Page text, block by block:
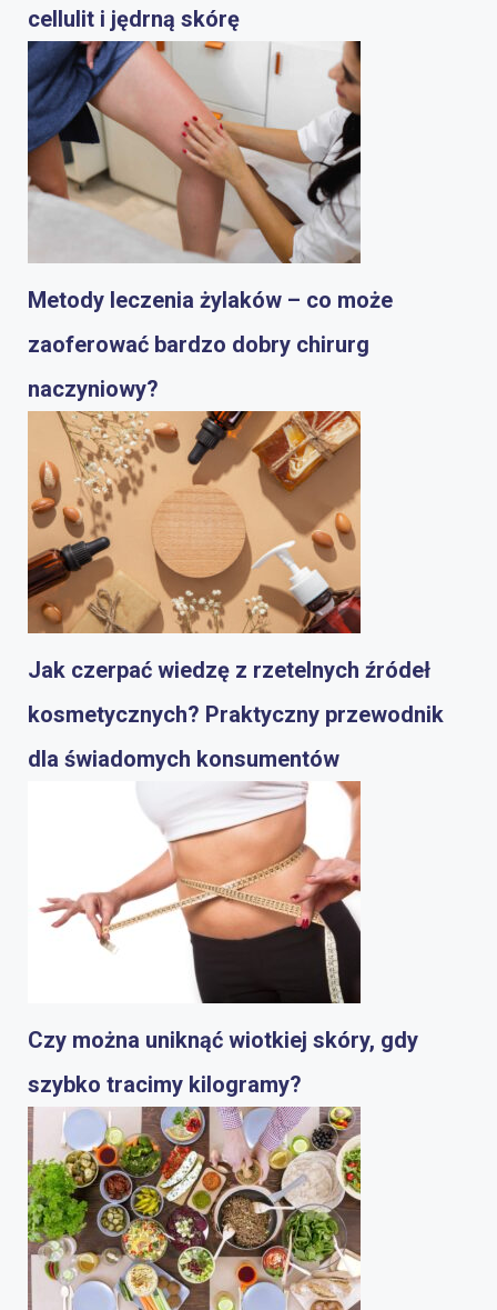
cellulit i jędrną skórę
Metody leczenia żylaków – co może
zaoferować bardzo dobry chirurg
naczyniowy?
Jak czerpać wiedzę z rzetelnych źródeł
kosmetycznych? Praktyczny przewodnik
dla świadomych konsumentów
Czy można uniknąć wiotkiej skóry, gdy
szybko tracimy kilogramy?